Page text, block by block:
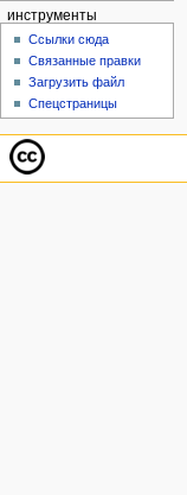
инструменты
Ссылки сюда
Связанные правки
Загрузить файл
Спецстраницы